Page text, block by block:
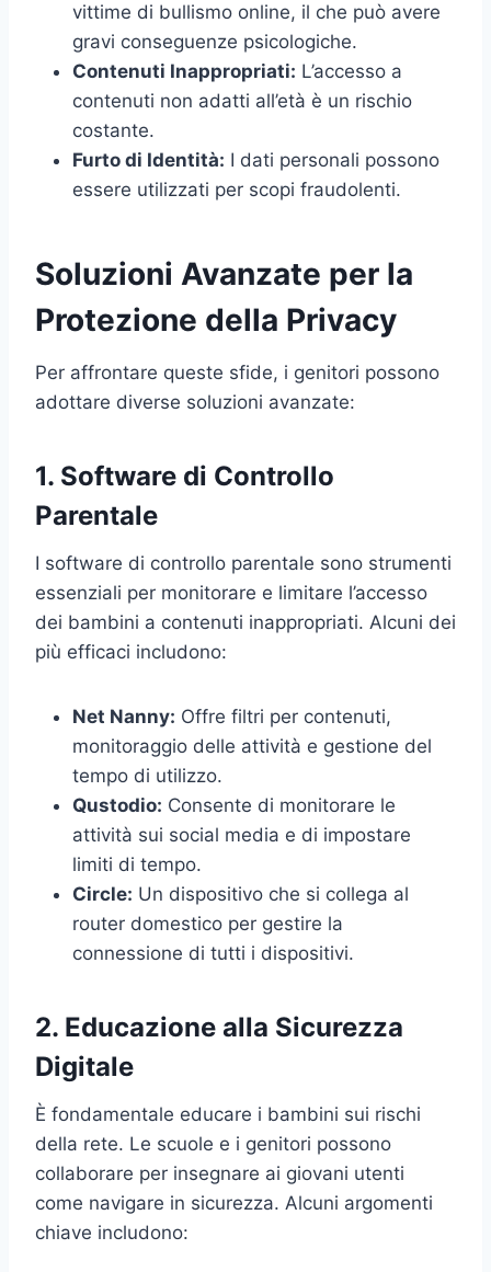
vittime di bullismo online, il che può avere
gravi conseguenze psicologiche.
Contenuti Inappropriati: L’accesso a
contenuti non adatti all’età è un rischio
costante.
Furto di Identità: I dati personali possono
essere utilizzati per scopi fraudolenti.
Soluzioni Avanzate per la
Protezione della Privacy
Per affrontare queste sfide, i genitori possono
adottare diverse soluzioni avanzate:
1. Software di Controllo
Parentale
I software di controllo parentale sono strumenti
essenziali per monitorare e limitare l’accesso
dei bambini a contenuti inappropriati. Alcuni dei
più efficaci includono:
Net Nanny: Offre filtri per contenuti,
monitoraggio delle attività e gestione del
tempo di utilizzo.
Qustodio: Consente di monitorare le
attività sui social media e di impostare
limiti di tempo.
Circle: Un dispositivo che si collega al
router domestico per gestire la
connessione di tutti i dispositivi.
2. Educazione alla Sicurezza
Digitale
È fondamentale educare i bambini sui rischi
della rete. Le scuole e i genitori possono
collaborare per insegnare ai giovani utenti
come navigare in sicurezza. Alcuni argomenti
chiave includono: